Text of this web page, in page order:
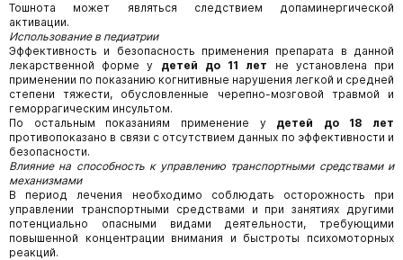
Тошнота может являться следствием допаминергической
активации.
Использование в педиатрии
Эффективность и безопасность применения препарата в данной
лекарственной форме у детей до 11 лет не установлена при
применении по показанию когнитивные нарушения легкой и средней
степени тяжести, обусловленные черепно-мозговой травмой и
геморрагическим инсультом.
По остальным показаниям применение удетей до 18 лет
противопоказано в связи с отсутствием данных по эффективности и
безопасности.
Влияние на способность к управлению транспортными средствами и
механизмами
В период лечения необходимо соблюдать осторожность при
управлении транспортными средствами и при занятиях другими
потенциально опасными видами деятельности, требующими
повышенной концентрации внимания и быстроты психомоторных
реакций.